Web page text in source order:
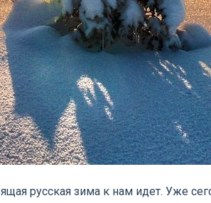
русская зима к нам идет. Уже